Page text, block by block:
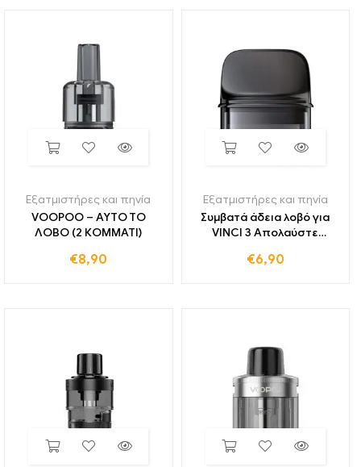
Εξατμιστήρες και πηνία
VOOPOO – ΑΥΤΟ ΤΟ
ΛΟΒΟ (2 ΚΟΜΜΑΤΙ)
€8,90
Εξατμιστήρες και πηνία
Συμβατά άδεια λοβό για
VINCI 3 Απολαύστε
€6,90